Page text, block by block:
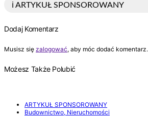
ℹ️ ARTYKUŁ SPONSOROWANY
Dodaj Komentarz
Musisz się zalogować, aby móc dodać komentarz.
Możesz Także Polubić
ARTYKUŁ SPONSOROWANY
Budownictwo, Nieruchomości